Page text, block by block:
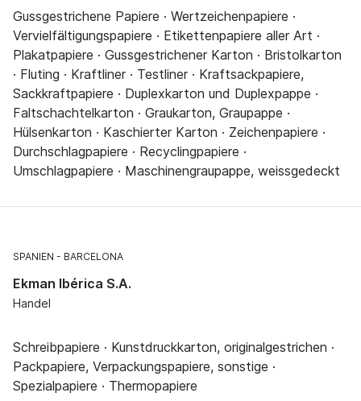
Gussgestrichene Papiere · Wertzeichenpapiere ·
Vervielfältigungspapiere · Etikettenpapiere aller Art ·
Plakatpapiere · Gussgestrichener Karton · Bristolkarton
· Fluting · Kraftliner · Testliner · Kraftsackpapiere,
Sackkraftpapiere · Duplexkarton und Duplexpappe ·
Faltschachtelkarton · Graukarton, Graupappe ·
Hülsenkarton · Kaschierter Karton · Zeichenpapiere ·
Durchschlagpapiere · Recyclingpapiere ·
Umschlagpapiere · Maschinengraupappe, weissgedeckt
SPANIEN BARCELONA
Ekman Ibérica S.A.
Handel
Schreibpapiere · Kunstdruckkarton, originalgestrichen ·
Packpapiere, Verpackungspapiere, sonstige ·
Spezialpapiere · Thermopapiere